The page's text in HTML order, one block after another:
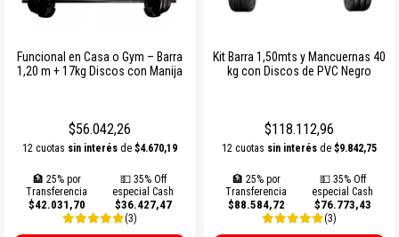
Funcional en Casa o Gym – Barra
1,20 m + 17kg Discos con Manija
$56.042,26
12 cuotas sin interés de $4.670,19
🏦 25% por
Transferencia
$42.031,70
💵 35% Off
especial Cash
$36.427,47
(3)
Kit Barra 1,50mts y Mancuernas 40
kg con Discos de PVC Negro
$118.112,96
12 cuotas sin interés de $9.842,75
🏦 25% por
Transferencia
$88.584,72
💵 35% Off
especial Cash
$76.773,43
(3)